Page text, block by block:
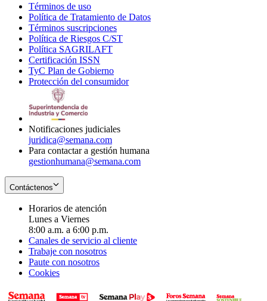
Términos de uso
in
new
window
Política de Tratamiento de Datos
Términos suscripciones
in
Política de Riesgos C/ST
Política SAGRILAFT
new
window
Certificación ISSN
in
new
TyC Plan de Gobierno
in
Protección del consumidorOpens
Notificaciones judiciales
juridica@semana.com
Para contactar a gestión humana
gestionhumana@semana.com
Contáctenos
Horarios de atención
Lunes a Viernes
8:00 a.m. a 6:00 p.m.
Canales de servicio al cliente
Trabaje con nosotros
Paute con nosotros
Cookies